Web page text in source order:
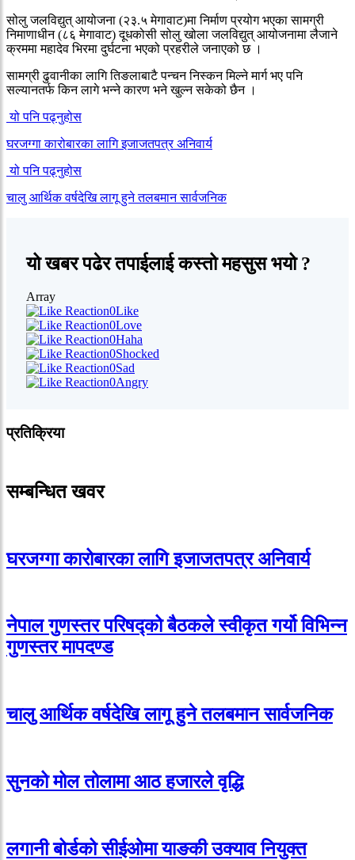
सोलु जलविद्युत् आयोजना (२३.५ मेगावाट)मा निर्माण प्रयोग भएका सामग्री
निमाणाधीन (८६ मेगावाट) दूधकोसी सोलु खोला जलविद्युत् आयोजनामा लैजाने
क्रममा महादेव भिरमा दुर्घटना भएको प्रहरीले जनाएको छ ।
सामग्री ढुवानीका लागि तिङलाबाटै पन्चन निस्कन मिल्ने मार्ग भए पनि
सल्यानतर्फ किन लागे भन्ने कारण भने खुल्न सकेको छैन ।
यो पनि पढ्नुहोस
घरजग्गा कारोबारका लागि इजाजतपत्र अनिवार्य
यो पनि पढ्नुहोस
चालु आर्थिक वर्षदेखि लागू हुने तलबमान सार्वजनिक
यो खबर पढेर तपाईलाई कस्तो महसुस भयो ?
Array
0Like
0Love
0Haha
0Shocked
0Sad
0Angry
प्रतिक्रिया
सम्बन्धित खवर
घरजग्गा कारोबारका लागि इजाजतपत्र अनिवार्य
नेपाल गुणस्तर परिषद्को बैठकले स्वीकृत गर्यो विभिन्न
गुणस्तर मापदण्ड
चालु आर्थिक वर्षदेखि लागू हुने तलबमान सार्वजनिक
सुनको मोल तोलामा आठ हजारले वृद्धि
लगानी बोर्डको सीईओमा याङकी उक्याव नियुक्त